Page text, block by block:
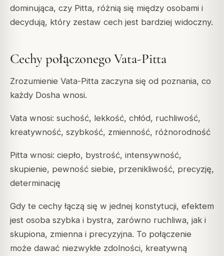
dominująca, czy Pitta, różnią się między osobami i
decydują, który zestaw cech jest bardziej widoczny.
Cechy połączonego Vata-Pitta
Zrozumienie Vata-Pitta zaczyna się od poznania, co
każdy Dosha wnosi.
Vata wnosi: suchość, lekkość, chłód, ruchliwość,
kreatywność, szybkość, zmienność, różnorodność
Pitta wnosi: ciepło, bystrość, intensywność,
skupienie, pewność siebie, przenikliwość, precyzję,
determinację
Gdy te cechy łączą się w jednej konstytucji, efektem
jest osoba szybka i bystra, zarówno ruchliwa, jak i
skupiona, zmienna i precyzyjna. To połączenie
może dawać niezwykłe zdolności, kreatywną